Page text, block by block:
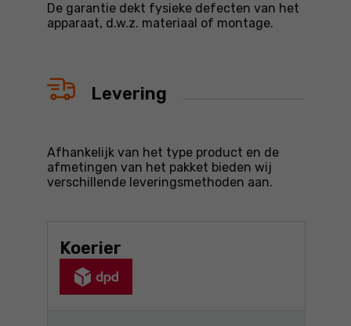
De garantie dekt fysieke defecten van het
apparaat, d.w.z. materiaal of montage.
Levering
Afhankelijk van het type product en de
afmetingen van het pakket bieden wij
verschillende leveringsmethoden aan.
Koerier